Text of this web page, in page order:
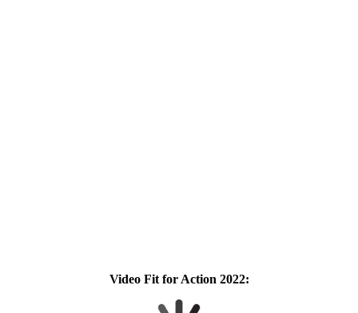
Video Fit for Action 2022: